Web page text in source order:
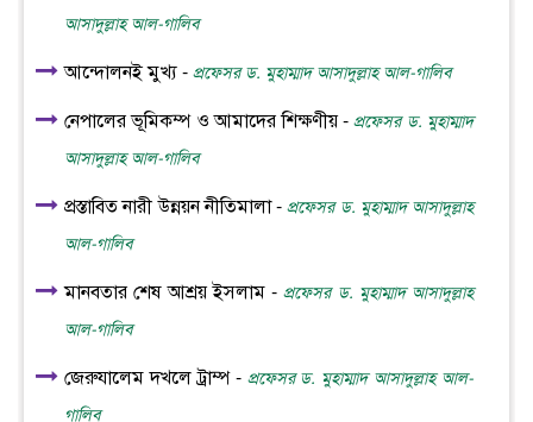
আসাদুল্লাহ আল-গালিব
আন্দোলনই মুখ্য - প্রফেসর ড. মুহাম্মাদ আসাদুল্লাহ আল-গালিব
নেপালের ভূমিকম্প ও আমাদের শিক্ষণীয় -প্রফেসর ড. মুহাম্মাদ
আসাদুল্লাহ আল-গালিব
প্রস্তাবিত নারী উন্নয়ন নীতিমালা -প্রফেসর ড. মুহাম্মাদ আসাদুল্লাহ
আল-গালিব
মানবতার শেষ আশ্রয় ইসলাম -প্রফেসর ড. মুহাম্মাদ আসাদুল্লাহ
আল-গালিব
জেরুযালেম দখলে ট্রাম্প - প্রফেসর ড. মুহাম্মাদ আসাদুল্লাহ আল-
গালিব